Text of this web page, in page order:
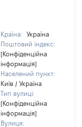
Країна:
Україна
Поштовий індекс:
[Конфіденційна
інформація]
Населений пункт:
Київ / Україна
Тип вулиці:
[Конфіденційна
інформація]
Вулиця: